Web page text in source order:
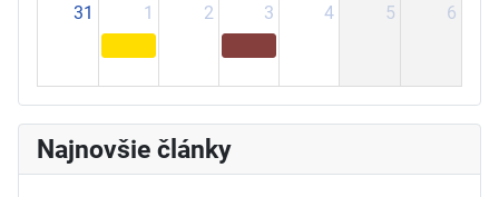
31 1 2 3 4 5 6
Najnovšie články